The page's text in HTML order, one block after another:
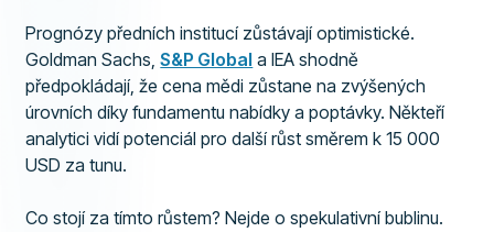
Prognózy předních institucí zůstávají optimistické.
Goldman Sachs,S&P Global a IEA shodně
předpokládají, že cena mědi zůstane na zvýšených
úrovních díky fundamentu nabídky a poptávky. Někteří
analytici vidí potenciál pro další růst směrem k 15 000
USD za tunu.
Co stojí za tímto růstem? Nejde o spekulativní bublinu.